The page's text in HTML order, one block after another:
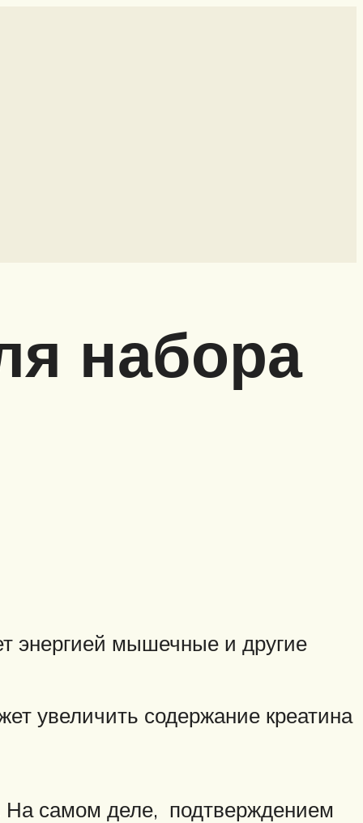
набора
энергией мышечные и другие
увеличить содержание креатина
самом деле, подтверждением